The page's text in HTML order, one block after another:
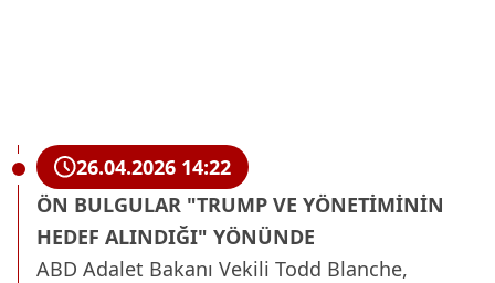
26.04.2026 14:22
ÖN BULGULAR "TRUMP VE YÖNETİMİNİN
HEDEF ALINDIĞI" YÖNÜNDE
ABD Adalet Bakanı Vekili Todd Blanche,